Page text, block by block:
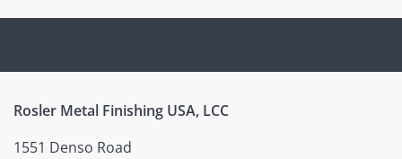
Rosler Metal Finishing USA, LCC
1551 Denso Road